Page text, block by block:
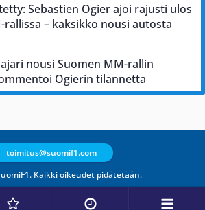
Sebastien Ogier ajoi rajusti ulos
rallissa – kaksikko nousi autosta
nousi Suomen MM-rallin
Ogierin tilannetta
Kaikki oikeudet pidätetään.
toimitus@suomif1.com